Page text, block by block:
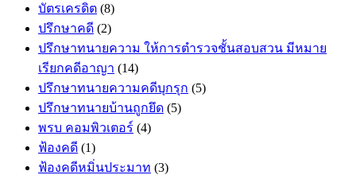
บัตรเครดิต (8)
ปรึกษาคดี (2)
ปรึกษาทนายความ ให้การตำรวจชั้นสอบสวน มีหมาย
เรียกคดีอาญา (14)
ปรึกษาทนายความคดีบุกรุก (5)
ปรึกษาทนายบ้านถูกยึด (5)
พรบ คอมพิวเตอร์ (4)
ฟ้องคดี (1)
ฟ้องคดีหมิ่นประมาท (3)